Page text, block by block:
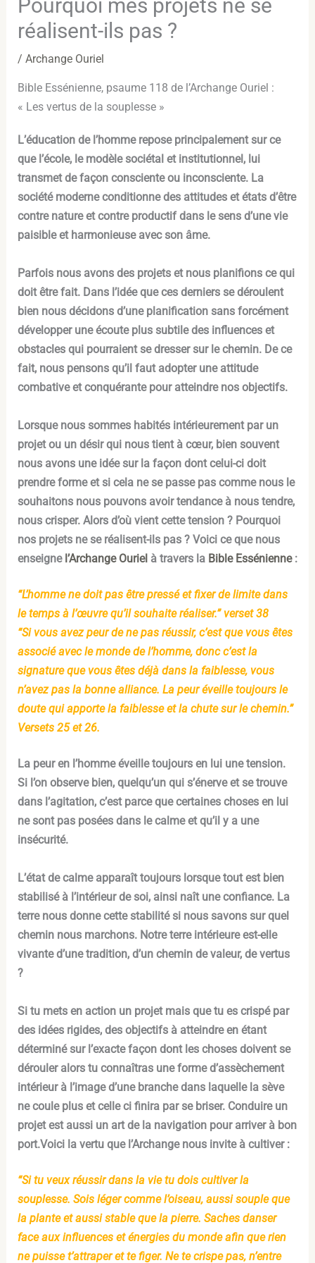
Pourquoi mes projets ne se
réalisent-ils pas ?
/ Archange Ouriel
Bible Essénienne, psaume 118 de l’Archange Ouriel :
« Les vertus de la souplesse »
L’éducation de l’homme repose principalement sur ce
que l’école, le modèle sociétal et institutionnel, lui
transmet de façon consciente ou inconsciente. La
société moderne conditionne des attitudes et états d’être
contre nature et contre productif dans le sens d’une vie
paisible et harmonieuse avec son âme.
Parfois nous avons des projets et nous planifions ce qui
doit être fait. Dans l’idée que ces derniers se déroulent
bien nous décidons d’une planification sans forcément
développer une écoute plus subtile des influences et
obstacles qui pourraient se dresser sur le chemin. De ce
fait, nous pensons qu’il faut adopter une attitude
combative et conquérante pour atteindre nos objectifs.
Lorsque nous sommes habités intérieurement par un
projet ou un désir qui nous tient à cœur, bien souvent
nous avons une idée sur la façon dont celui-ci doit
prendre forme et si cela ne se passe pas comme nous le
souhaitons nous pouvons avoir tendance à nous tendre,
nous crisper. Alors d’où vient cette tension ? Pourquoi
nos projets ne se réalisent-ils pas ? Voici ce que nous
enseigne l’Archange Ouriel à travers la Bible Essénienne:
“L’homme ne doit pas être pressé et fixer de limite dans
le temps à l’œuvre qu’il souhaite réaliser.” verset 38
“Si vous avez peur de ne pas réussir, c’est que vous êtes
associé avec le monde de l’homme, donc c’est la
signature que vous êtes déjà dans la faiblesse, vous
n’avez pas la bonne alliance. La peur éveille toujours le
doute qui apporte la faiblesse et la chute sur le chemin.”
Versets 25 et 26.
La peur en l’homme éveille toujours en lui une tension.
Si l’on observe bien, quelqu’un qui s’énerve et se trouve
dans l’agitation, c’est parce que certaines choses en lui
ne sont pas posées dans le calme et qu’il y a une
insécurité.
L’état de calme apparaît toujours lorsque tout est bien
stabilisé à l’intérieur de soi, ainsi naît une confiance. La
terre nous donne cette stabilité si nous savons sur quel
chemin nous marchons. Notre terre intérieure est-elle
vivante d’une tradition, d’un chemin de valeur, de vertus
?
Si tu mets en action un projet mais que tu es crispé par
des idées rigides, des objectifs à atteindre en étant
déterminé sur l’exacte façon dont les choses doivent se
dérouler alors tu connaîtras une forme d’assèchement
intérieur à l’image d’une branche dans laquelle la sève
ne coule plus et celle ci finira par se briser. Conduire un
projet est aussi un art de la navigation pour arriver à bon
port.Voici la vertu que l’Archange nous invite à cultiver :
“Si tu veux réussir dans la vie tu dois cultiver la
souplesse. Sois léger comme l’oiseau, aussi souple que
la plante et aussi stable que la pierre. Saches danser
face aux influences et énergies du monde afin que rien
ne puisse t’attraper et te figer. Ne te crispe pas, n’entre